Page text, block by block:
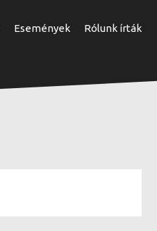
Események Rólunk írták